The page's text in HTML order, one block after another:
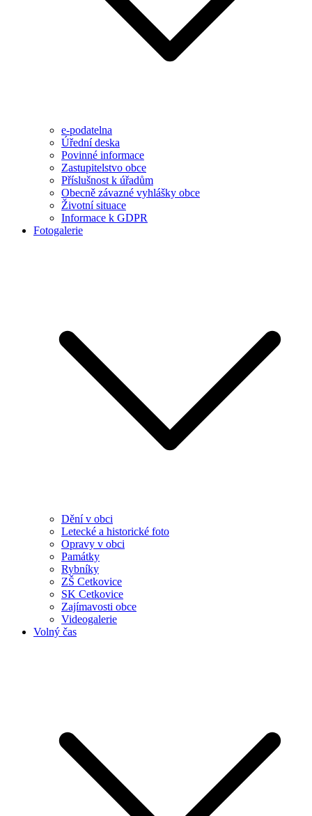
e-podatelna
Úřední deska
Povinné informace
Zastupitelstvo obce
Příslušnost k úřadům
Obecně závazné vyhlášky obce
Životní situace
Informace k GDPR
Fotogalerie
Dění v obci
Letecké a historické foto
Opravy v obci
Památky
Rybníky
ZŠ Cetkovice
SK Cetkovice
Zajímavosti obce
Videogalerie
Volný čas